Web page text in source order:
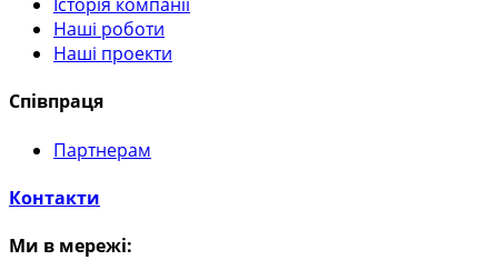
Наші роботи
Наші проекти
Співпраця
Партнерам
Контакти
Ми в мережі: